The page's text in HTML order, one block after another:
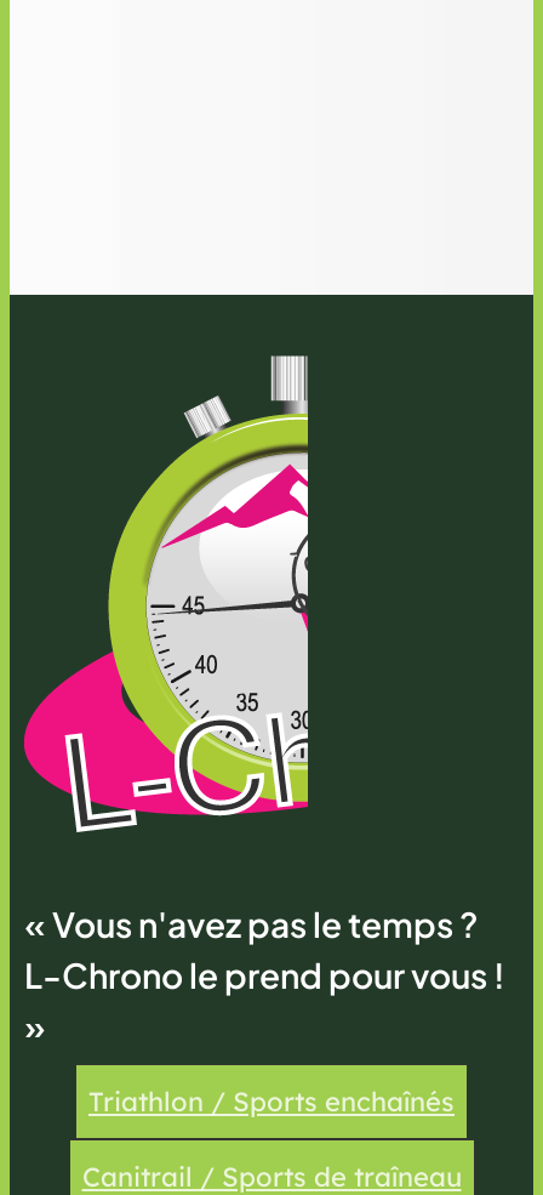
« Vous n'avez pas le temps ?
L-Chrono le prend pour vous !
»
Triathlon / Sports enchaînés
Canitrail / Sports de traîneau